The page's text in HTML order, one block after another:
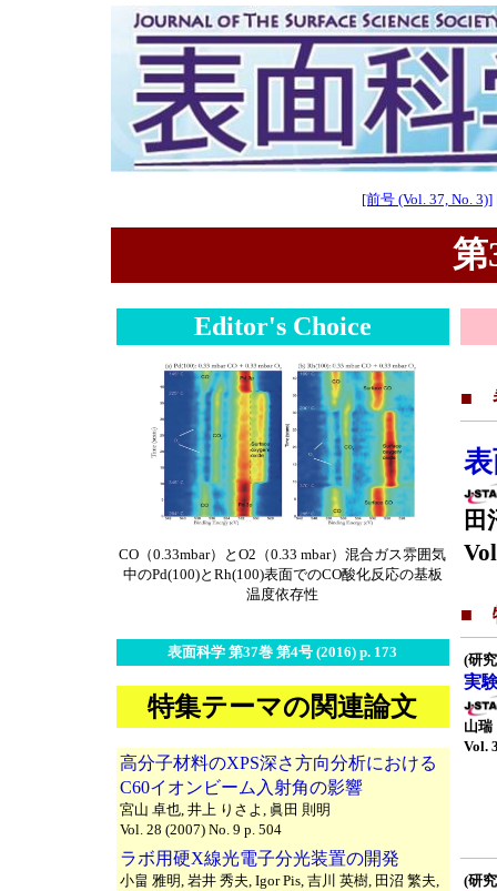
[前号 (Vol. 37, No. 3)]
第
Editor's Choice
CO（0.33mbar）とO2（0.33 mbar）混合ガス雰囲気
中のPd(100)とRh(100)表面でのCO酸化反応の基板
温度依存性
表面科学 第37巻 第4号 (2016) p. 173
特集テーマの関連論文
高分子材料のXPS深さ方向分析における
C60イオンビーム入射角の影響
宮山 卓也, 井上 りさよ, 眞田 則明
Vol. 28 (2007) No. 9 p. 504
ラボ用硬X線光電子分光装置の開発
小畠 雅明, 岩井 秀夫, Igor Pis, 吉川 英樹, 田沼 繁夫,
■
■
(研
実
山
Vol.
(研